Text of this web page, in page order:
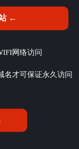
←
网络访问
名才可保证永久访问